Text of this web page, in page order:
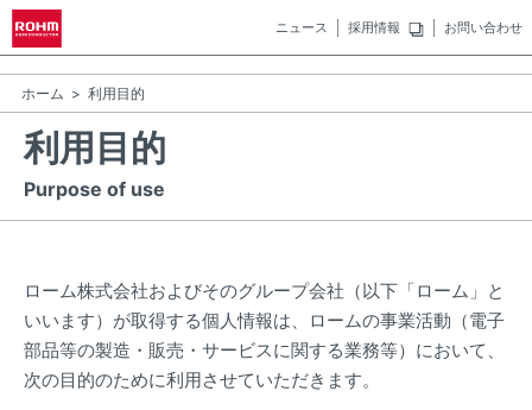
ニュース 採用情報 お問い合わせ
ホーム 利用目的
利用目的
Purpose of use
ローム株式会社およびそのグループ会社（以下「ローム」と
いいます）が取得する個人情報は、ロームの事業活動（電子
部品等の製造・販売・サービスに関する業務等）において、
次の目的のために利用させていただきます。